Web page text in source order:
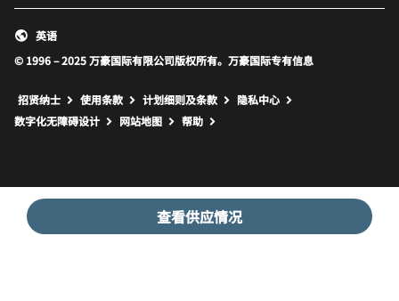
查看供应情况
© 1996 – 2025 万豪国际有限公司版权所有。万豪国际专有信息
英语
招贤纳士 使用条款 计划细则及条款
隐私中心
数字化无障碍设计
网站地图 打开新窗口
帮助